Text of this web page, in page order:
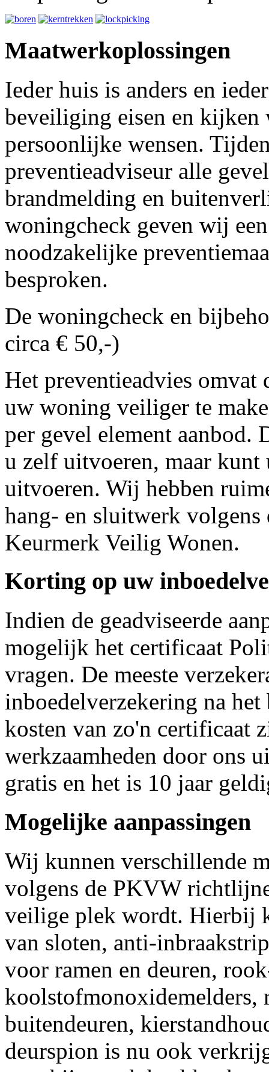
Maatwerkoplossingen
Ieder huis is anders en
beveiliging eisen en kijken
persoonlijke wensen.
preventieadviseur alle
brandmelding en
woningcheck geven wij
noodzakelijke
besproken.
De woningcheck en
circa € 50,-)
Het preventieadvies omvat
uw woning veiliger te
per gevel element aanbod.
u zelf uitvoeren, maar kunt
uitvoeren. Wij hebben
hang- en sluitwerk
Keurmerk Veilig Wonen.
Korting op uw
Indien de geadviseerde
mogelijk het certificaat
vragen. De meeste
inboedelverzekering na
kosten van zo'n certificaat
werkzaamheden door ons
gratis en het is 10 jaar
Mogelijke aanpassingen
Wij kunnen verschillende
volgens de PKVW
veilige plek wordt. Hierbij
van sloten, anti-
voor ramen en deuren,
buitendeuren,
deurspion is nu ook